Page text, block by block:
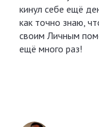
кинул себе ещё
как точно знаю,
своим Личным
ещё много раз!